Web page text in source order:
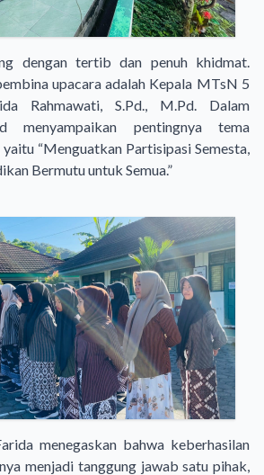
dengan tertib dan penuh khidmat.
upacara adalah Kepala MTsN 5
Rahmawati, S.Pd., M.Pd. Dalam
menyampaikan pentingnya tema
“Menguatkan Partisipasi Semesta,
Bermutu untuk Semua.”
menegaskan bahwa keberhasilan
menjadi tanggung jawab satu pihak,